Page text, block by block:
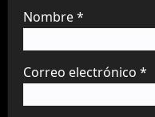
Nombre*
Correo electrónico *